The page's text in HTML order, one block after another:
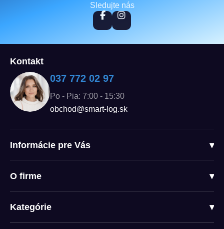
Sledujte nás
Kontakt
037 772 02 97
Po - Pia: 7:00 - 15:30
obchod@smart-log.sk
Informácie pre Vás ▾
O firme ▾
Kategórie ▾